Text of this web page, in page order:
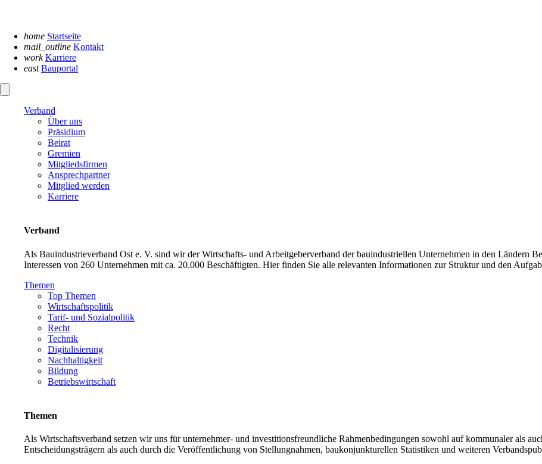
home Startseite
mail_outline Kontakt
work Karriere
east Bauportal
Verband
Über uns
Präsidium
Beirat
Gremien
Mitgliedsfirmen
Ansprechpartner
Mitglied werden
Karriere
Verband
Als Bauindustrieverband Ost e. V. sind wir der Wirtschafts- und Arbeitgeberverband der bauindustriellen Unternehmen in den Ländern
Interessen von 260 Unternehmen mit ca. 20.000 Beschäftigten. Hier finden Sie alle relevanten Informationen zur Struktur und den
Themen
Top Themen
Wirtschaftspolitik
Tarif- und Sozialpolitik
Recht
Technik
Digitalisierung
Nachhaltigkeit
Bildung
Betriebswirtschaft
Themen
Als Wirtschaftsverband setzen wir uns für unternehmer- und investitionsfreundliche Rahmenbedingungen sowohl auf kommunaler als
Entscheidungsträgern als auch durch die Veröffentlichung von Stellungnahmen, baukonjunkturellen Statistiken und weiteren